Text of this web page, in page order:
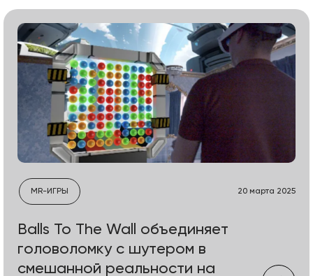
MR-ИГРЫ 20 марта 2025
Balls To The Wall объединяет
головоломку с шутером в
смешанной реальности на